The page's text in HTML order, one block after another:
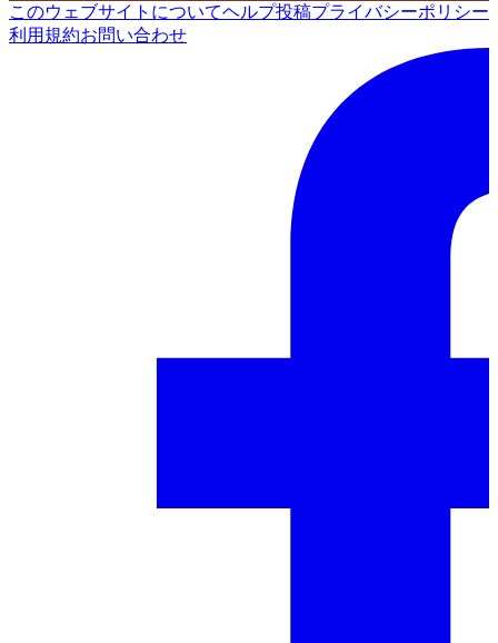
このウェブサイトについてヘルプ投稿プライバシーポリシー
利用規約お問い合わせ